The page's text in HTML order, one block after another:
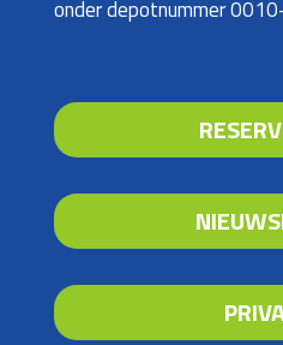
onder depotnummer